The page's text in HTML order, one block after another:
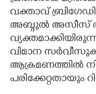
വക്താവ്
അബ്ദുല്‍ അസീസ്
വിമാന
ആക്രമണത്തിൽ
പരിക്കേറ്റതായും